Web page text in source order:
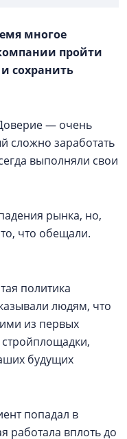
многое
пройти
сохранить
— очень
сложно заработать
выполняли свои
рынка, но,
что обещали.
политика
людям, что
из первых
будущих
попадал в
работала вплоть до